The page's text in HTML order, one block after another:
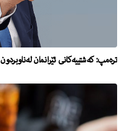
تره‌مپ: كه‌شتییه‌كانى ئێرانمان له‌ناوبردون